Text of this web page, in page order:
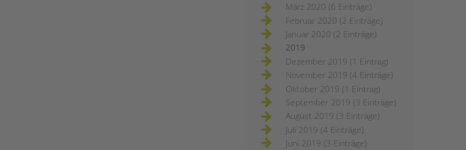
März 2020 (6 Einträge)
Februar 2020 (2 Einträge)
Januar 2020 (2 Einträge)
2019
Dezember 2019 (1 Eintrag)
November 2019 (4 Einträge)
Oktober 2019 (1 Eintrag)
September 2019 (3 Einträge)
August 2019 (3 Einträge)
Juli 2019 (4 Einträge)
Juni 2019 (3 Einträge)